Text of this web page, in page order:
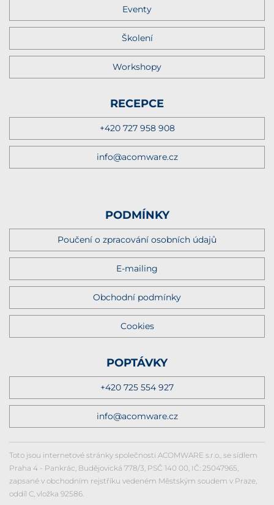
Eventy
Školení
Workshopy
RECEPCE
+420 727 958 908
info@acomware.cz
PODMÍNKY
Poučení o zpracování osobních údajů
E-mailing
Obchodní podmínky
Cookies
POPTÁVKY
+420 725 554 927
info@acomware.cz
Toto jsou internetové stránky společnosti ACOMWARE s.r.o., se sídlem
Praha 4 - Pankrác, Budějovická 778/3, PSČ 140 00, IČ: 25047965,
zapsané v obchodním rejstříku vedeném Městským soudem v Praze,
oddíl C, vložka 92586.